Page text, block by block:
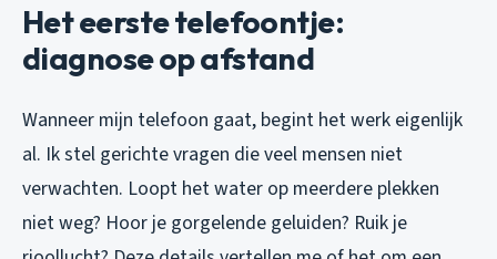
Het eerste telefoontje:
diagnose op afstand
Wanneer mijn telefoon gaat, begint het werk eigenlijk
al. Ik stel gerichte vragen die veel mensen niet
verwachten. Loopt het water op meerdere plekken
niet weg? Hoor je gorgelende geluiden? Ruik je